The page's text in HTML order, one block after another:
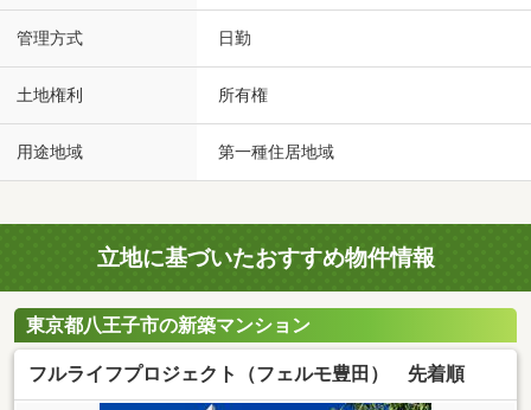
管理方式 日勤
土地権利 所有権
用途地域 第一種住居地域
立地に基づいたおすすめ物件情報
東京都八王子市の新築マンション
フルライフプロジェクト（フェルモ豊田） 先着順